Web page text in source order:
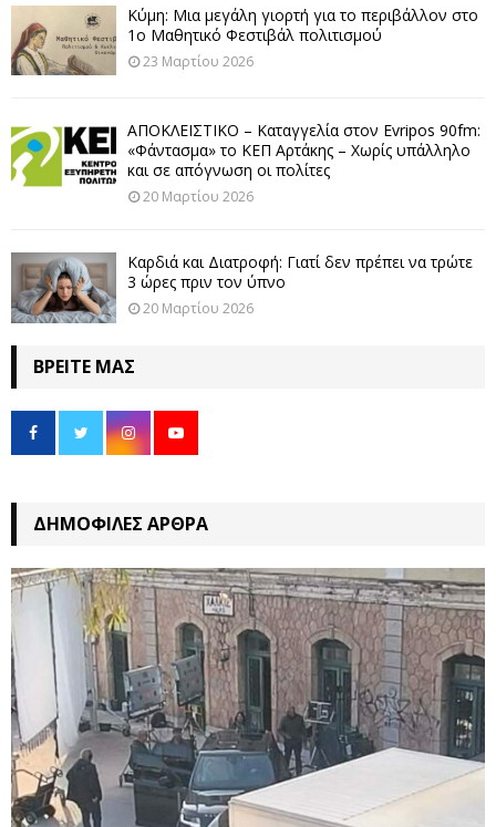
Κύμη: Μια μεγάλη γιορτή για το περιβάλλον στο
1ο Μαθητικό Φεστιβάλ πολιτισμού
23 Μαρτίου 2026
ΑΠΟΚΛΕΙΣΤΙΚΟ – Καταγγελία στον Evripos 90fm:
«Φάντασμα» το ΚΕΠ Αρτάκης – Χωρίς υπάλληλο
και σε απόγνωση οι πολίτες
20 Μαρτίου 2026
Καρδιά και Διατροφή: Γιατί δεν πρέπει να τρώτε
3 ώρες πριν τον ύπνο
20 Μαρτίου 2026
ΒΡΕΊΤΕ ΜΑΣ
ΔΗΜΟΦΙΛΈΣ ΆΡΘΡΑ